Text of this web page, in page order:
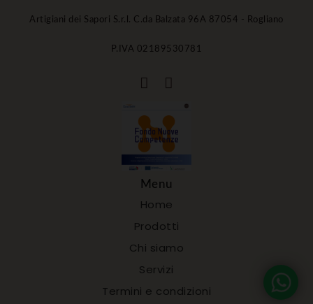
Artigiani dei Sapori S.r.l. C.da Balzata 96A 87054 - Rogliano
P.IVA 02189530781
Menu
Home
Prodotti
Chi siamo
Servizi
Termini e condizioni